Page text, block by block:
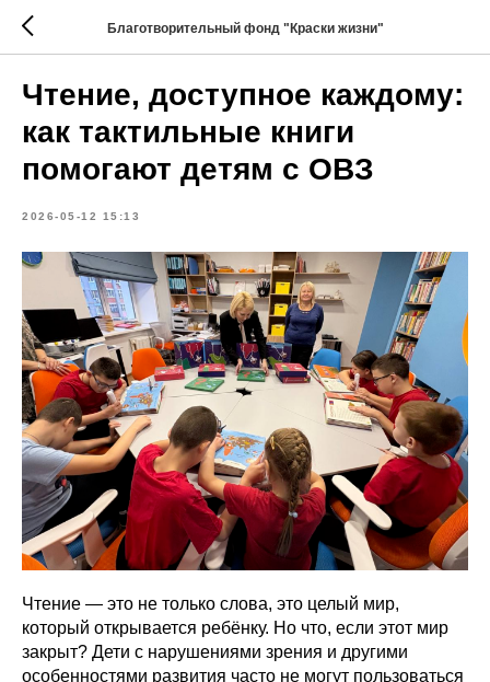
Благотворительный фонд "Краски жизни"
Чтение, доступное каждому:
как тактильные книги
помогают детям с ОВЗ
2026-05-12 15:13
Чтение — это не только слова, это целый мир,
который открывается ребёнку. Но что, если этот мир
закрыт? Дети с нарушениями зрения и другими
особенностями развития часто не могут пользоваться